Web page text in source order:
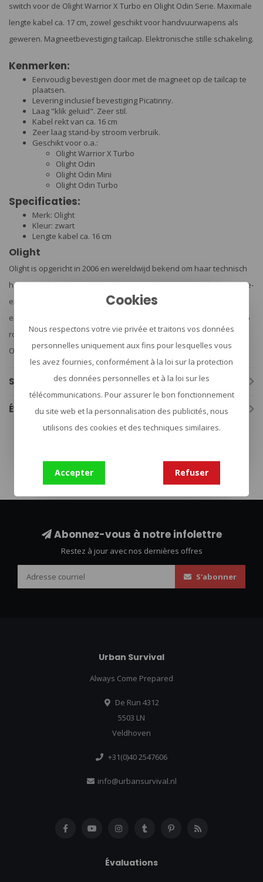
switch voor de Olight Warrior X Turbo en Olight Odin Serie. Maximale
lengte kabel ca. 17 cm, zowel geschikt voor handvuurwapens als
geweren. Magneetbevestiging tailcap. Elektronische stille schakeling.
Kenmerken:
Eenvoudig bevestigen door met de magneet op de tailcap te
plaatsen.
Levering inclusief bevestiging Picatinny.
Laag "klik geluid". Zeer stil.
Kabel rekt van ca. 16 cm
Zeer laag stand-by stroom verbruik.
Geschikt voor o.a.:
Olight Warrior X Turbo
Olight Odin
Olight Odin Mini
Olight Odin Turbo
Specificaties:
Merk: Olight
Kleur: zwart
Lengte kabel ca. 16 cm
Olight
Olight is opgericht in 2006 en wereldwijd bekend om haar technisch
hoogwaardige en vooral krachtige LED-zaklampen voor hulp-, politie-
en defensie eenheden. Als ook voor professionals of
enthousiastelingen in de sportwereld en buitenleven die mikken op
robuuste zaklampen met een hoge prestatie. Met een
Olight verovert u de nacht!
Spécifications
Évaluations
Abonnez-vous à notre infolettre
Restez à jour avec nos dernières offres
S'abonner
Urban Survival
Always Come Prepared
De Run 4312
5503 LN
Veldhoven
+31(0)40 2547606
info@urbansurvival.nl
Évaluations
Cookies
Nous respectons votre vie privée et traitons vos données
personnelles uniquement aux fins pour lesquelles vous
les avez fournies, conformément à la loi sur la protection
des données personnelles et à la loi sur les
télécommunications. Pour assurer le bon fonctionnement
du site web et la personnalisation des publicités, nous
utilisons des cookies et des techniques similaires.
Accepter Refuser